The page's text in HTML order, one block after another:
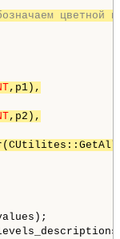
цветной
,p1),
,p2),